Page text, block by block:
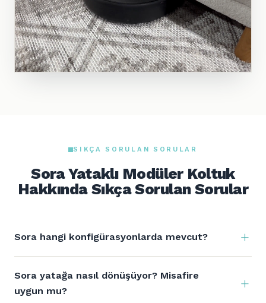
SIKÇA SORULAN SORULAR
Sora Yataklı Modüler Koltuk
Hakkında Sıkça Sorulan Sorular
Sora hangi konfigürasyonlarda mevcut?
Sora yatağa nasıl dönüşüyor? Misafire
uygun mu?